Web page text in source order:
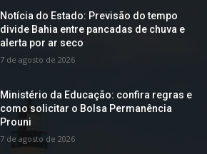
Notícia do Estado: Previsão do tempo
divide Bahia entre pancadas de chuva e
alerta por ar seco
7 de agosto de 2026
Ministério da Educação: confira regras e
como solicitar o Bolsa Permanência
Prouni
7 de agosto de 2026